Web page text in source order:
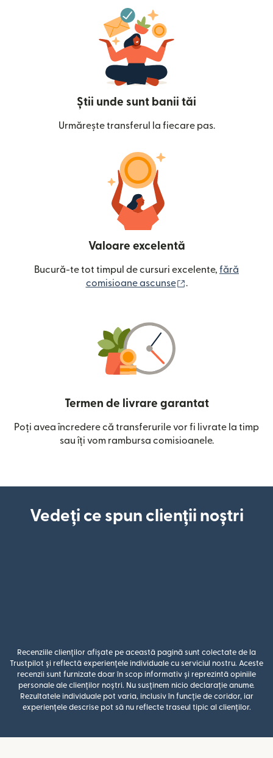
Știi unde sunt banii tăi
Urmărește transferul la fiecare pas.
Valoare excelentă
Bucură-te tot timpul de cursuri excelente, fără
comisioane ascunse
.
Termen de livrare garantat
Poți avea încredere că transferurile vor fi livrate la timp
sau îți vom rambursa comisioanele.
Vedeți ce spun clienții noștri
Recenziile clienților afișate pe această pagină sunt colectate de la
Trustpilot și reflectă experiențele individuale cu serviciul nostru. Aceste
recenzii sunt furnizate doar în scop informativ și reprezintă opiniile
personale ale clienților noștri. Nu susținem nicio declarație anume.
Rezultatele individuale pot varia, inclusiv în funcție de coridor, iar
experiențele descrise pot să nu reflecte traseul tipic al clienților.